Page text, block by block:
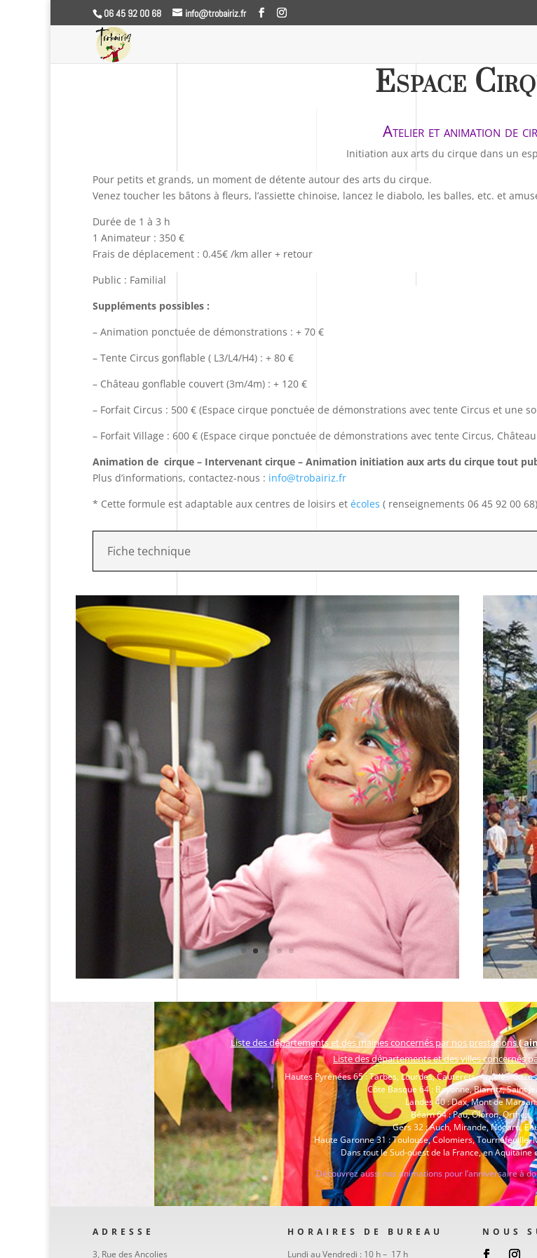
06 45 92 00 68 info@trobairiz.fr
Espace
Atelier et animation de
Initiation aux arts du cirque dans un
Pour petits et grands, un moment de détente autour des arts du cirque.
Venez toucher les bâtons à fleurs, l’assiette chinoise, lancez le diabolo, les balles, etc. et
Durée de 1 à 3 h
1 Animateur : 350 €
Frais de déplacement : 0.45€ /km aller + retour
Public : Familial
Suppléments possibles :
– Animation ponctuée de démonstrations : + 70 €
– Tente Circus gonflable ( L3/L4/H4) : + 80 €
– Château gonflable couvert (3m/4m) : + 120 €
– Forfait Circus : 500 € (Espace cirque ponctuée de démonstrations avec tente Circus et une
– Forfait Village : 600 € (Espace cirque ponctuée de démonstrations avec tente Circus,
Animation de cirque – Intervenant cirque – Animation initiation aux arts du cirque tout
Plus d’informations, contactez-nous : info@trobairiz.fr
* Cette formule est adaptable aux centres de loisirs et écoles ( renseignements 06 45 92 00
Fiche technique
Liste des départements et des mairies concernés par nos prestations(
Liste des départements et des villes concernés
Hautes Pyrénées 65 : Tarbes, Lourdes, Cauterets, Argelès-
Côte Basque 64 : Bayonne, Biarritz, Saint
Landes 40 : Dax, Mont de Marsan.
Béarn 64 : Pau, Oloron, Orthez.
Gers 32 : Auch, Mirande, Nogaro,
Haute Garonne 31 : Toulouse, Colomiers, Tournefeuille,
Dans tout le Sud-ouest de la France, en Aquitaine
Découvrez aussi nos animations pour l’anniversaire à
ADRESSE
3, Rue des Ancolies
HORAIRES DE BUREAU
Lundi au Vendredi : 10 h – 17 h
NOUS